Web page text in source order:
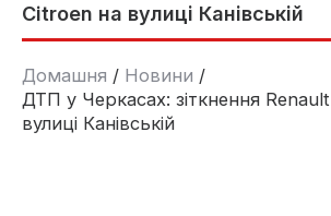
Citroen на вулиці Канівській
Домашня
Новини
ДТП у Черкасах: зіткнення
вулиці Канівській